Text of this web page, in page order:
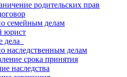
родительских прав
семейным делам
юрист
дела
наследственным делам
срока принятия
наследства